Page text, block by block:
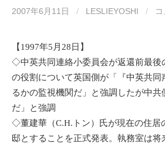
2007年6月11日 / LESLIEYOSHI /
【1997年5月28日】
◇中英共同連絡小委員会が返還前最後
の役割について英国側が「『中英共同
るかの監視機関だ」と強調したが中共
だ」と強調
◇董建華（C.H.トン）氏が現在の住居
邸とすることを正式発表。執務室は